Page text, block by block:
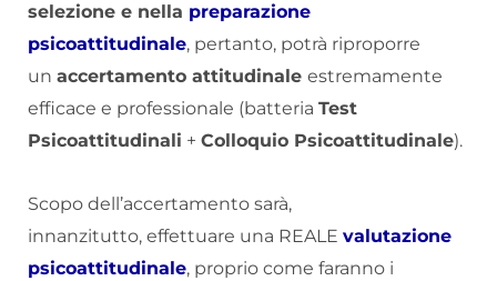
selezione e nella preparazione
psicoattitudinale, pertanto, potrà riproporre
un accertamento attitudinale estremamente
efficace e professionale (batteria Test
Psicoattitudinali + Colloquio Psicoattitudinale).
Scopo dell’accertamento sarà,
innanzitutto, effettuare una REALE valutazione
psicoattitudinale, proprio come faranno i